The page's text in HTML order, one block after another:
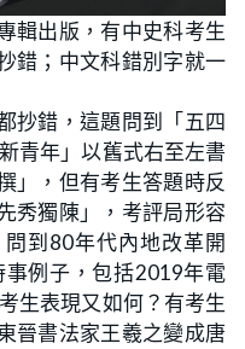
輯出版，有中史科考生
錯；中文科錯別字就一
抄錯，這題問到「五四
青年」以舊式右至左書
」，但有考生答題時反
秀獨陳」，考評局形容
到80年代內地改革開
例子，包括2019年電
生表現又如何？有考生
晉書法家王羲之變成唐